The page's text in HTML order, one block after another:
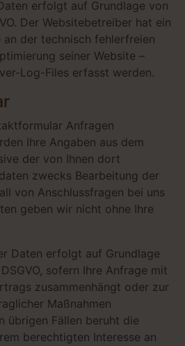
erfolgt auf Grundlage von
Der Websitebetreiber hat ein
der technisch fehlerfreien
seiner Website –
Log-Files erfasst werden.
Anfragen
Ihre Angaben aus dem
der von Ihnen dort
zwecks Bearbeitung der
von Anschlussfragen bei uns
geben wir nicht ohne Ihre
Daten erfolgt auf Grundlage
sofern Ihre Anfrage mit
zusammenhängt oder zur
Maßnahmen
übrigen Fällen beruht die
berechtigten Interesse an